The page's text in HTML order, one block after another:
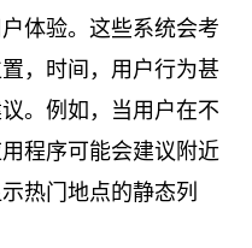
体验。这些系统会考
，时间，用户行为甚
。例如，当用户在不
程序可能会建议附近
热门地点的静态列